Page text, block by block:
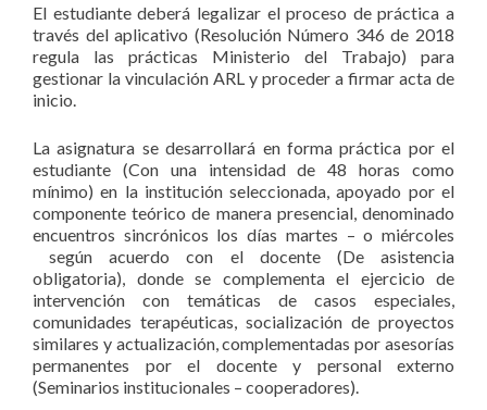
El estudiante deberá legalizar el proceso de práctica a
través del aplicativo (Resolución Número 346 de 2018
regula las prácticas Ministerio del Trabajo) para
gestionar la vinculación ARL y proceder a firmar acta de
inicio.
La asignatura se desarrollará en forma práctica por el
estudiante (Con una intensidad de 48 horas como
mínimo) en la institución seleccionada, apoyado por el
componente teórico de manera presencial, denominado
encuentros sincrónicos los días martes – o miércoles
según acuerdo con el docente (De asistencia
obligatoria), donde se complementa el ejercicio de
intervención con temáticas de casos especiales,
comunidades terapéuticas, socialización de proyectos
similares y actualización, complementadas por asesorías
permanentes por el docente y personal externo
(Seminarios institucionales – cooperadores).